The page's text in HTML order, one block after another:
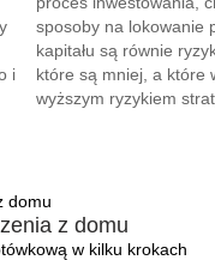
i
sposoby na lokowanie
kapitału są równie
które są mniej, a które
wyższym ryzykiem
z domu
w kilku krokach